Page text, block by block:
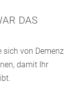
DAS
sich von Demenz
damit Ihr